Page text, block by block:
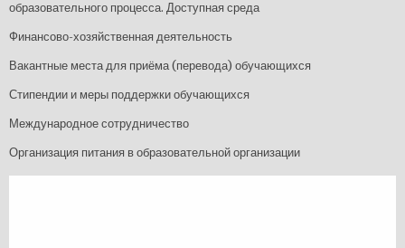
образовательного процесса. Доступная среда
Финансово-хозяйственная деятельность
Вакантные места для приёма (перевода) обучающихся
Стипендии и меры поддержки обучающихся
Международное сотрудничество
Организация питания в образовательной организации